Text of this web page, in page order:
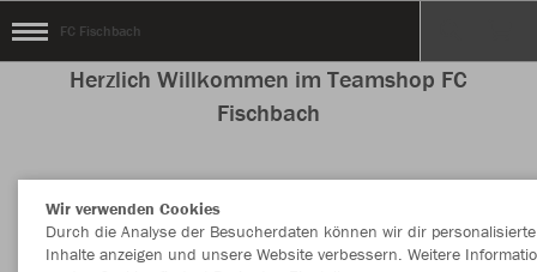
FC Fischbach
Herzlich Willkommen im Teamshop FC
Fischbach
Nachhaltig Farbe
Wir verwenden Cookies
Durch die Analyse der Besucherdaten können wir dir personalisierte
Inhalte anzeigen und unsere Website verbessern. Weitere